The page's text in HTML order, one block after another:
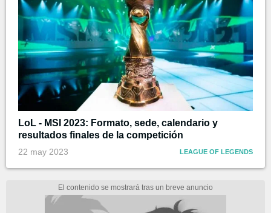
LoL - MSI 2023: Formato, sede, calendario y
resultados finales de la competición
22 may 2023 LEAGUE OF LEGENDS